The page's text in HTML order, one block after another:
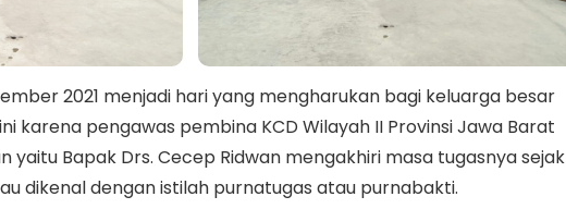
2021 menjadi hari yang mengharukan bagi keluarga besar
karena pengawas pembina KCD Wilayah II Provinsi Jawa Barat
yaitu Bapak Drs. Cecep Ridwan mengakhiri masa tugasnya sejak
dikenal dengan istilah purnatugas atau purnabakti.